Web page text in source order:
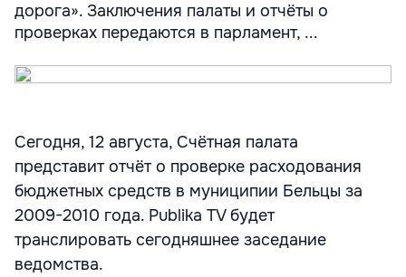
дорога». Заключения палаты и отчёты о
проверках передаются в парламент, ...
Сегодня, 12 августа, Счётная палата
представит отчёт о проверке расходования
бюджетных средств в муниципии Бельцы за
2009-2010 года. Publika TV будет
транслировать сегодняшнее заседание
ведомства.